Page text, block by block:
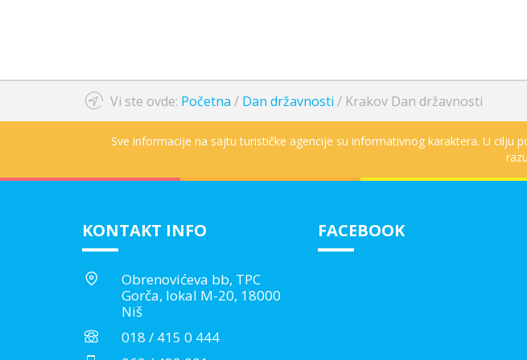
Vi ste ovde: Početna / Dan državnosti / Krakov Dan državnosti
Sve informacije na sajtu turističke agencije su informativnog karaktera. U cilju
KONTAKT INFO
Obrenovićeva bb, TPC
Gorča, lokal M-20, 18000
Niš
018 / 415 0 444
FACEBOOK